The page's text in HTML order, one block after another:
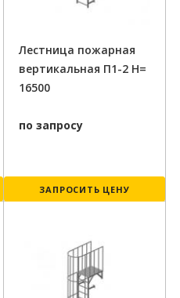
Лестница пожарная
вертикальная П1-2 H=
16500
по запросу
ЗАПРОСИТЬ ЦЕНУ